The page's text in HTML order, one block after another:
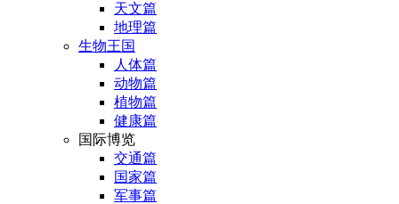
天文篇
地理篇
生物王国
人体篇
动物篇
植物篇
健康篇
国际博览
交通篇
国家篇
军事篇